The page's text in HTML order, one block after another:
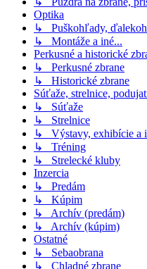
Optika
↳ Puškohľady,
↳ Montáže a iné...
Perkusné a historické
↳ Perkusné zbrane
↳ Historické zbrane
Súťaže, strelnice,
↳ Súťaže
↳ Strelnice
↳ Výstavy, exhibície a
↳ Tréning
↳ Strelecké kluby
Inzercia
↳ Predám
↳ Kúpim
↳ Archív (predám)
↳ Archív (kúpim)
Ostatné
↳ Sebaobrana
↳ Chladné zbrane